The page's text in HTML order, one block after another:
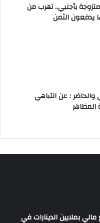
بأجنبي.. تهرب من
يدفعون الثمن
: عن التباهي
المظاهر
بملايين الدينارات في